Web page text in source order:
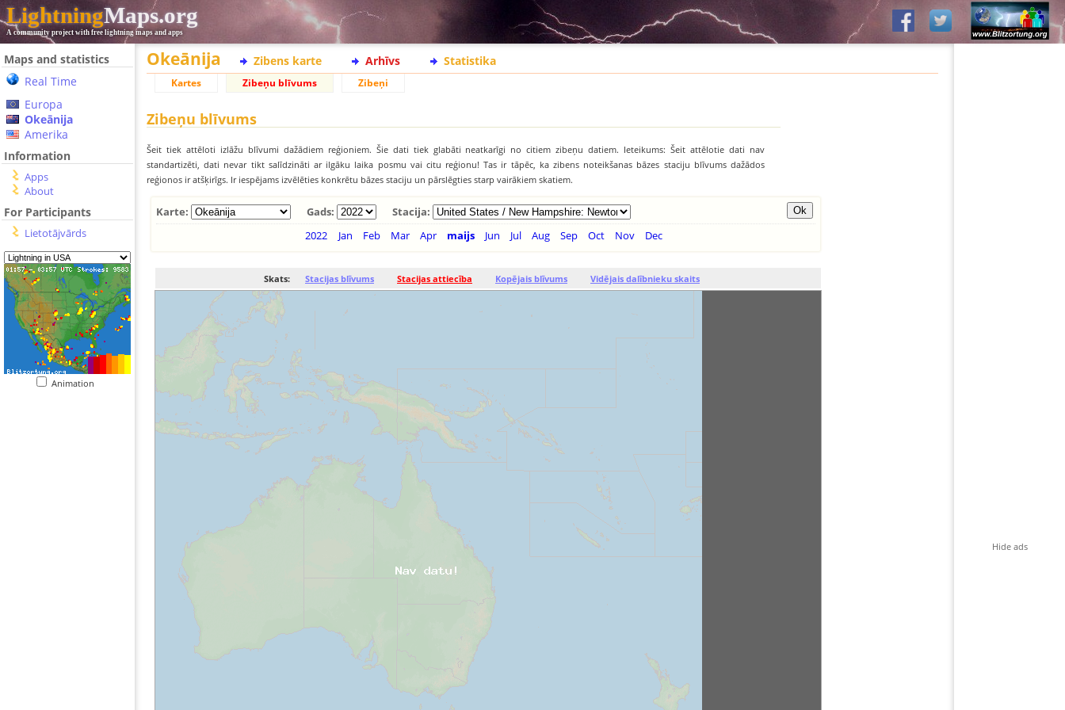
LightningMaps.org
A community project with free lightning maps and apps
Maps and statistics
Real Time
Europa
Okeānija
Amerika
Information
Apps
About
For Participants
Lietotājvārds
Animation
Okeānija Zibens karte Arhīvs Statistika
Kartes Zibeņu blīvums Zibeņi
Zibeņu blīvums
Šeit tiek attēloti izlāžu blīvumi dažādiem reģioniem. Šie dati tiek glabāti neatkarīgi no citiem zibeņu datiem. Ieteikums: Šeit attēlotie dati nav
standartizēti, dati nevar tikt salīdzināti ar ilgāku laika posmu vai citu reģionu! Tas ir tāpēc, ka zibens noteikšanas bāzes staciju blīvums dažādos
reģionos ir atšķirīgs. Ir iespējams izvēlēties konkrētu bāzes staciju un pārslēgties starp vairākiem skatiem.
Karte: Gads:
Stacija:
2022
Jan Feb Mar Apr maijs Jun Jul Aug Sep Oct Nov Dec
Skats: Stacijas blīvums Stacijas attiecība Kopējais blīvums Vidējais dalībnieku skaits
Hide ads